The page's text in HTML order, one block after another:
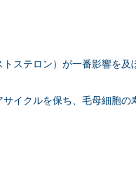
ステロン）が一番影響を
イクルを保ち、毛母細胞